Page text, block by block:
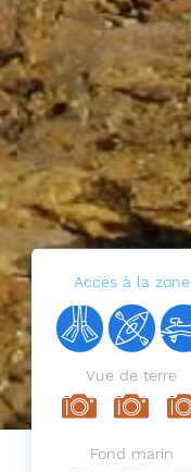
Accès à la zone
Vue de terre
Fond marin